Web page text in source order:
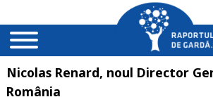
Nicolas Renard, noul Director
România